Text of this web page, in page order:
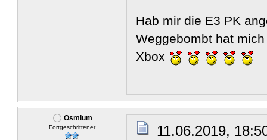
Hab mir die E3 PK
Weggebombt hat
Xbox
Osmium
Fortgeschrittener 11.06.2019,